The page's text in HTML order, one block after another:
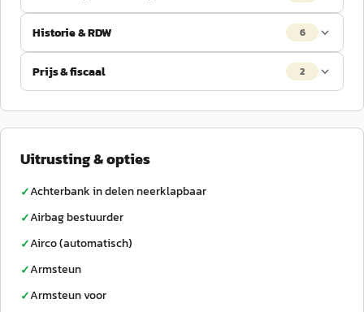
Historie & RDW 6
Prijs & fiscaal 2
Uitrusting & opties
✓Achterbank in delen neerklapbaar
✓Airbag bestuurder
✓Airco (automatisch)
✓Armsteun
✓Armsteun voor